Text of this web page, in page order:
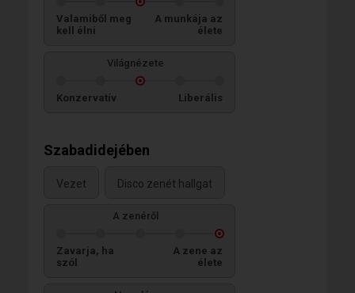
Valamiből meg
kell élni
A munkája az
élete
Világnézete
Konzervatív Liberális
Szabadidejében
Vezet Disco zenét hallgat
A zenéről
Zavarja, ha
szól
A zene az
élete